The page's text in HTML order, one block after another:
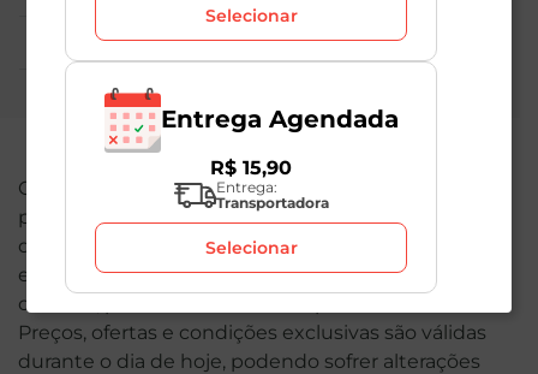
Nossas Redes
O valor total de sua compra poderá ser alterado
por conta dos produtos de peso variável. Em caso
de indisponibilidade, o produto não será entregue
e, por isso, o valor correspondente não será
cobrado, podendo ser alterado para menos.
Preços, ofertas e condições exclusivas são válidas
durante o dia de hoje, podendo sofrer alterações
Selecionar
Entrega Agendada
R$ 15,90
Entrega:
Transportadora
Selecionar